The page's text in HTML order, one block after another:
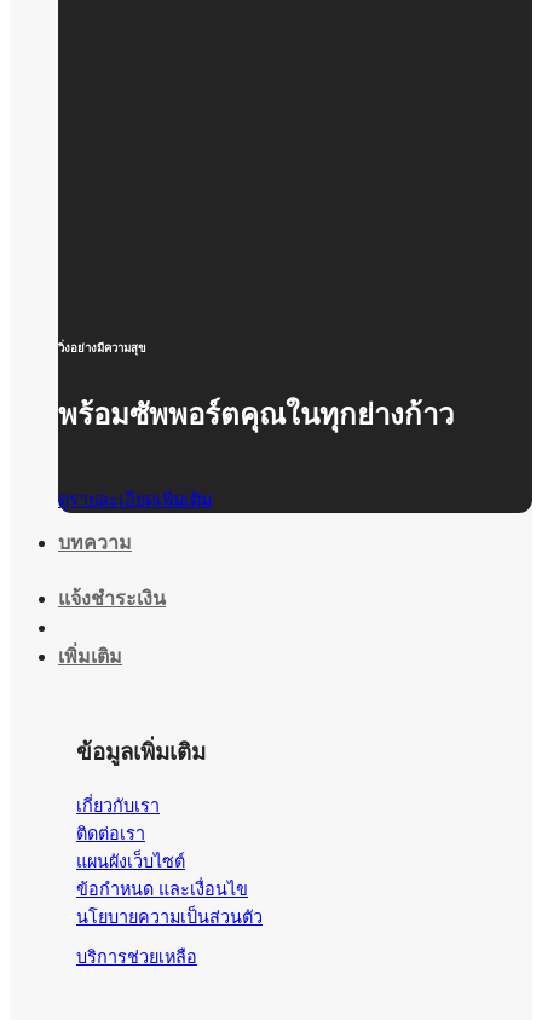
วิ่งอย่างมีความสุข
พร้อมซัพพอร์ตคุณในทุกย่างก้าว
ดูรายละเอียดเพิ่มเติม
บทความ
แจ้งชำระเงิน
เพิ่มเติม
ข้อมูลเพิ่มเติม
เกี่ยวกับเรา
ติดต่อเรา
แผนผังเว็บไซต์
ข้อกำหนด และเงื่อนไข
นโยบายความเป็นส่วนตัว
บริการช่วยเหลือ